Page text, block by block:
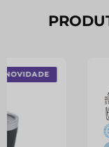
NOVIDADE